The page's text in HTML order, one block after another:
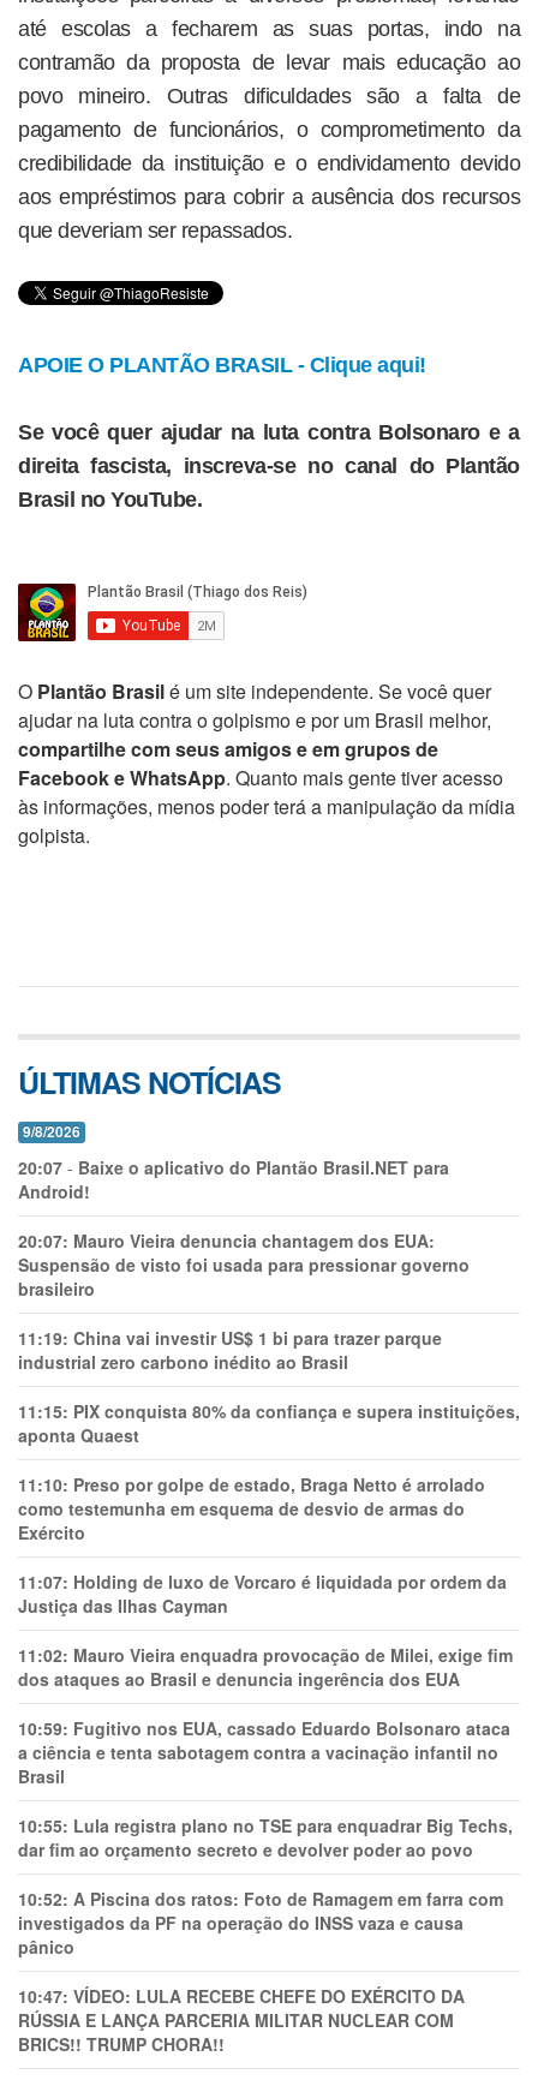
até escolas a fecharem as suas portas, indo na
contramão da proposta de levar mais educação ao
povo mineiro. Outras dificuldades são a falta de
pagamento de funcionários, o comprometimento da
credibilidade da instituição e o endividamento devido
aos empréstimos para cobrir a ausência dos recursos
que deveriam ser repassados.
APOIE O PLANTÃO BRASIL - Clique aqui!
Se você quer ajudar na luta contra Bolsonaro e a
direita fascista, inscreva-se no canal do Plantão
Brasil no YouTube.
O Plantão Brasilé um site independente. Se você quer
ajudar na luta contra o golpismo e por um Brasil melhor,
compartilhe com seus amigos e em grupos de
Facebook e WhatsApp. Quanto mais gente tiver acesso
às informações, menos poder terá a manipulação da mídia
golpista.
ÚLTIMAS NOTÍCIAS
9/8/2026
20:07 - Baixe o aplicativo do Plantão Brasil.NET para
Android!
20:07: Mauro Vieira denuncia chantagem dos EUA:
Suspensão de visto foi usada para pressionar governo
brasileiro
11:19: China vai investir US$ 1 bi para trazer parque
industrial zero carbono inédito ao Brasil
11:15: PIX conquista 80% da confiança e supera instituições,
aponta Quaest
11:10: Preso por golpe de estado, Braga Netto é arrolado
como testemunha em esquema de desvio de armas do
Exército
11:07: Holding de luxo de Vorcaro é liquidada por ordem da
Justiça das Ilhas Cayman
11:02: Mauro Vieira enquadra provocação de Milei, exige fim
dos ataques ao Brasil e denuncia ingerência dos EUA
10:59: Fugitivo nos EUA, cassado Eduardo Bolsonaro ataca
a ciência e tenta sabotagem contra a vacinação infantil no
Brasil
10:55: Lula registra plano no TSE para enquadrar Big Techs,
dar fim ao orçamento secreto e devolver poder ao povo
10:52: A Piscina dos ratos: Foto de Ramagem em farra com
investigados da PF na operação do INSS vaza e causa
pânico
10:47: VÍDEO: LULA RECEBE CHEFE DO EXÉRCITO DA
RÚSSIA E LANÇA PARCERIA MILITAR NUCLEAR COM
BRICS!! TRUMP CHORA!!